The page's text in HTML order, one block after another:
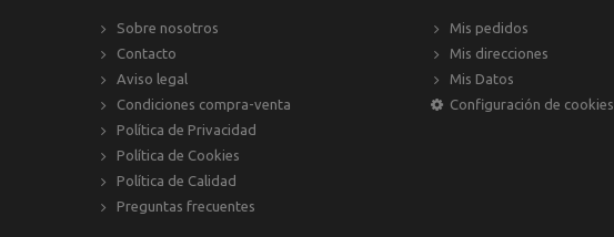
Sobre nosotros
Contacto
Aviso legal
Condiciones compra-venta
Política de Privacidad
Política de Cookies
Política de Calidad
Preguntas frecuentes
Mis pedidos
Mis direcciones
Mis Datos
Configuración de cookies